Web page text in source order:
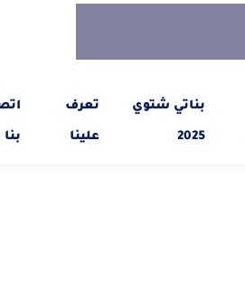
بناتي شتوي
2025
تعرف
علينا بنا